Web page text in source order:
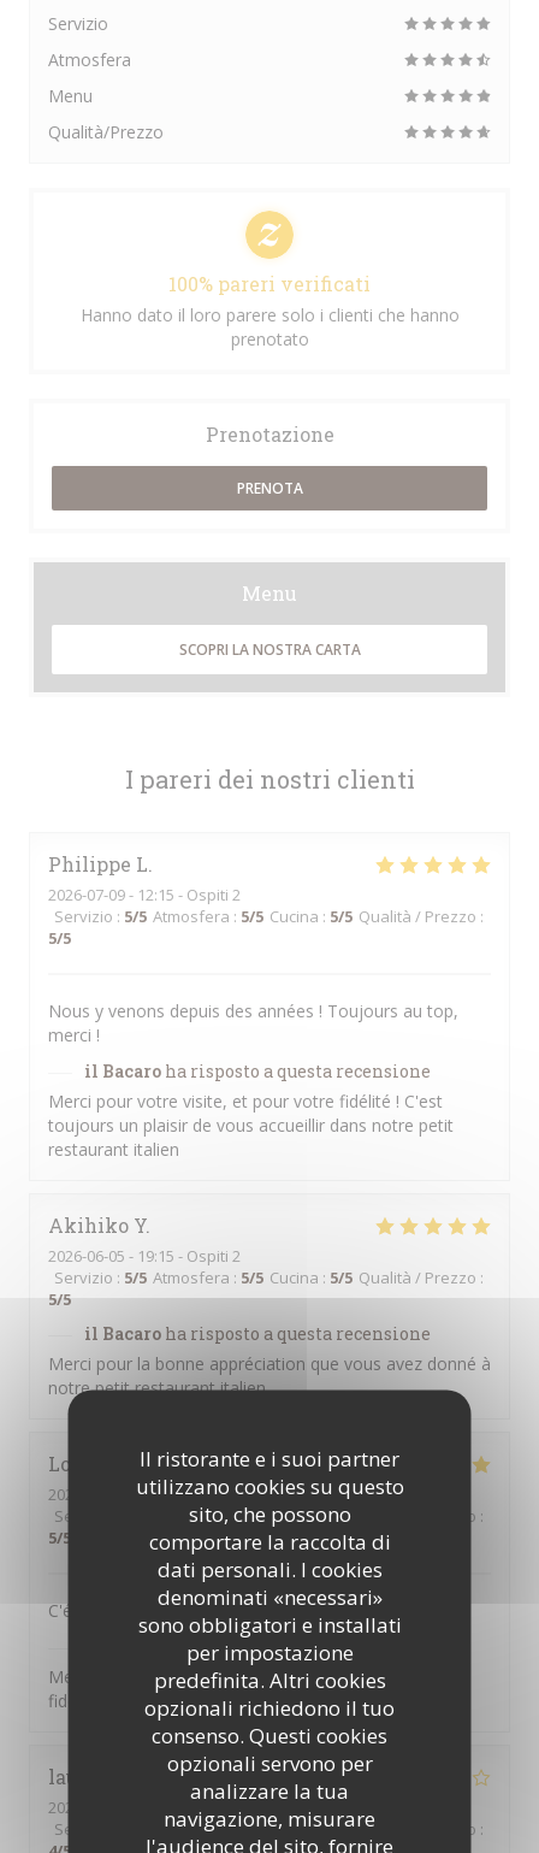
Il ristorante e i suoi partner
utilizzano cookies su questo
sito, che possono
comportare la raccolta di
dati personali. I cookies
denominati «necessari»
sono obbligatori e installati
per impostazione
predefinita. Altri cookies
opzionali richiedono il tuo
consenso. Questi cookies
opzionali servono per
analizzare la tua
navigazione, misurare
l'audience del sito, fornire
I pareri dei nostri clienti
Philippe L
2026-07-09- 12:15 - Ospiti 2
Servizio : 5/5 Atmosfera : 5/5 Cucina : 5/5 Qualità / Prezzo :
5/5
Nous y venons depuis des années ! Toujours au top,
merci !
il Bacaro ha risposto a questa recensione
Merci pour votre visite, et pour votre fidélité ! C'est
toujours un plaisir de vous accueillir dans notre petit
restaurant italien
Akihiko Y
2026-06-05 - 19:15 - Ospiti 2
Servizio : 5/5 Atmosfera : 5/5 Cucina : 5/5 Qualità / Prezzo :
5/5
il Bacaro ha risposto a questa recensione
Merci pour la bonne appréciation que vous avez donné à
notre petit restaurant italien
Lora
2026-03-31
- 12:15 - Ospiti 3
Servizio
Atmosfera :5/5 Cucina:5/5 Qualità / Prezzo :
5/5
C'était délicieux et un vrai plaisir - comme toujours.
ha risposto a questa recensione
Merci pour vos commentaires, Lora, et pour votre
fidélité !
laurence
2026-03-13
- 21:00 - Ospiti 2
Servizio
Atmosfera: 3/5 Cucina:4/5 Qualità / Prezzo :
Servizio
Atmosfera
Menu
Qualità/Prezzo
100% pareri verificati
Hanno dato il loro parere solo i clienti che hanno
prenotato
Prenotazione
PRENOTA
Menu
SCOPRI LA NOSTRA CARTA